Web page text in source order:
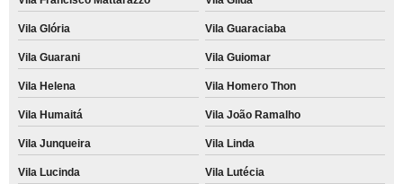
Vila Glória Vila Guaraciaba
Vila Guarani Vila Guiomar
Vila Helena Vila Homero Thon
Vila Humaitá Vila João Ramalho
Vila Junqueira Vila Linda
Vila Lucinda Vila Lutécia